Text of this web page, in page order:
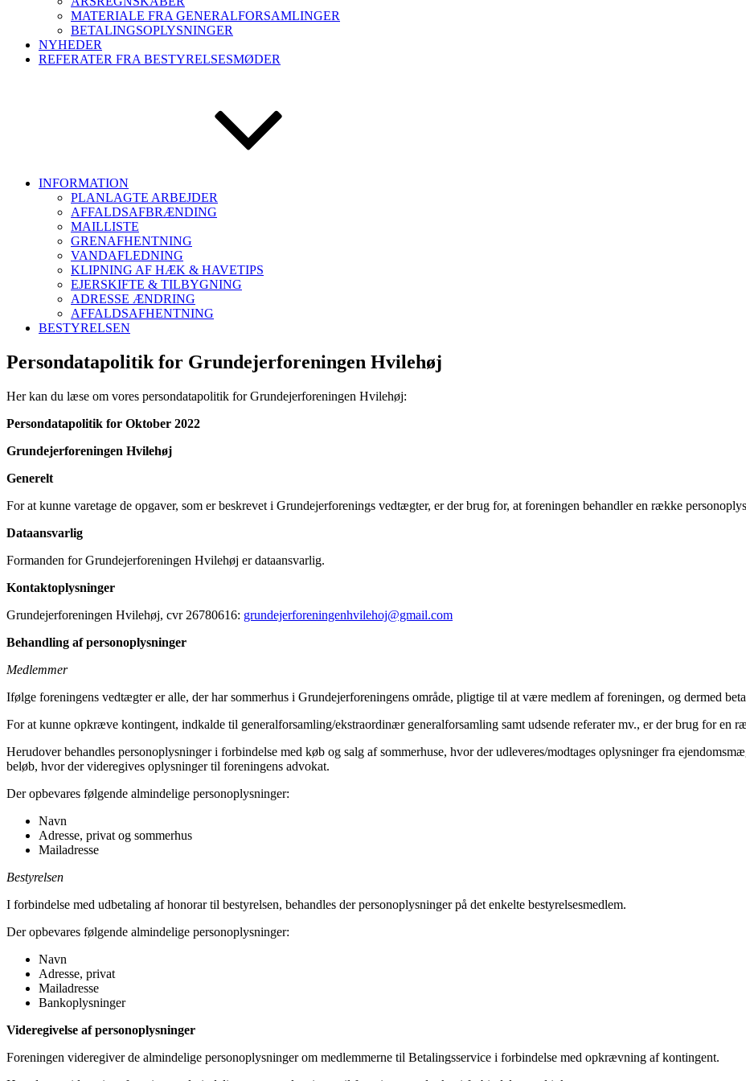
MATERIALE FRA GENERALFORSAMLINGER
BETALINGSOPLYSNINGER
NYHEDER
REFERATER FRA BESTYRELSESMØDER
INFORMATION
PLANLAGTE ARBEJDER
AFFALDSAFBRÆNDING
MAILLISTE
GRENAFHENTNING
VANDAFLEDNING
KLIPNING AF HÆK & HAVETIPS
EJERSKIFTE & TILBYGNING
ADRESSE ÆNDRING
AFFALDSAFHENTNING
BESTYRELSEN
Persondatapolitik for Grundejerforeningen Hvilehøj
Her kan du læse om vores persondatapolitik for Grundejerforeningen Hvilehøj:
Persondatapolitik for Oktober 2022
Grundejerforeningen Hvilehøj
Generelt
For at kunne varetage de opgaver, som er beskrevet i Grundejerforenings vedtægter, er der brug for, at foreningen behandler en række
Dataansvarlig
Formanden for Grundejerforeningen Hvilehøj er dataansvarlig.
Kontaktoplysninger
Grundejerforeningen Hvilehøj, cvr 26780616: grundejerforeningenhvilehoj@gmail.com
Behandling af personoplysninger
Medlemmer
Ifølge foreningens vedtægter er alle, der har sommerhus i Grundejerforeningens område, pligtige til at være medlem af foreningen, og dermed
For at kunne opkræve kontingent, indkalde til generalforsamling/ekstraordinær generalforsamling samt udsende referater mv., er der brug for en
Herudover behandles personoplysninger i forbindelse med køb og salg af sommerhuse, hvor der udleveres/modtages oplysninger fra
beløb, hvor der videregives oplysninger til foreningens advokat.
Der opbevares følgende almindelige personoplysninger:
Navn
Adresse, privat og sommerhus
Mailadresse
Bestyrelsen
I forbindelse med udbetaling af honorar til bestyrelsen, behandles der personoplysninger på det enkelte bestyrelsesmedlem.
Der opbevares følgende almindelige personoplysninger:
Navn
Adresse, privat
Mailadresse
Bankoplysninger
Videregivelse af personoplysninger
Foreningen videregiver de almindelige personoplysninger om medlemmerne til Betalingsservice i forbindelse med opkrævning af kontingent.